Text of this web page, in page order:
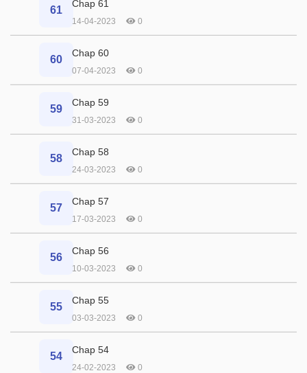
61
Chap 61
14-04-2023 0
60
Chap 60
07-04-2023 0
59
Chap 59
31-03-2023 0
58
Chap 58
24-03-2023 0
57
Chap 57
17-03-2023 0
56
Chap 56
10-03-2023 0
55
Chap 55
03-03-2023 0
54
Chap 54
24-02-2023 0